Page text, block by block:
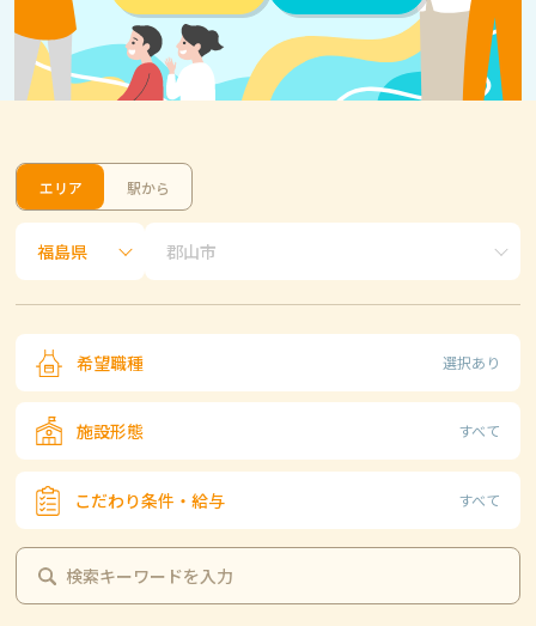
エリア 駅から
希望職種 選択あり
施設形態 すべて
こだわり条件・給与 すべて